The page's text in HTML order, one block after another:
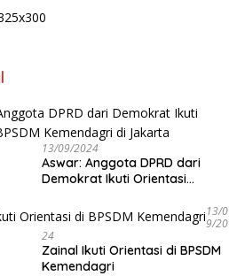
13/09/2024
Aswar: Anggota DPRD dari
Demokrat Ikuti Orientasi
13/0
9/20
24
Zainal Ikuti Orientasi di BPSDM
Kemendagri